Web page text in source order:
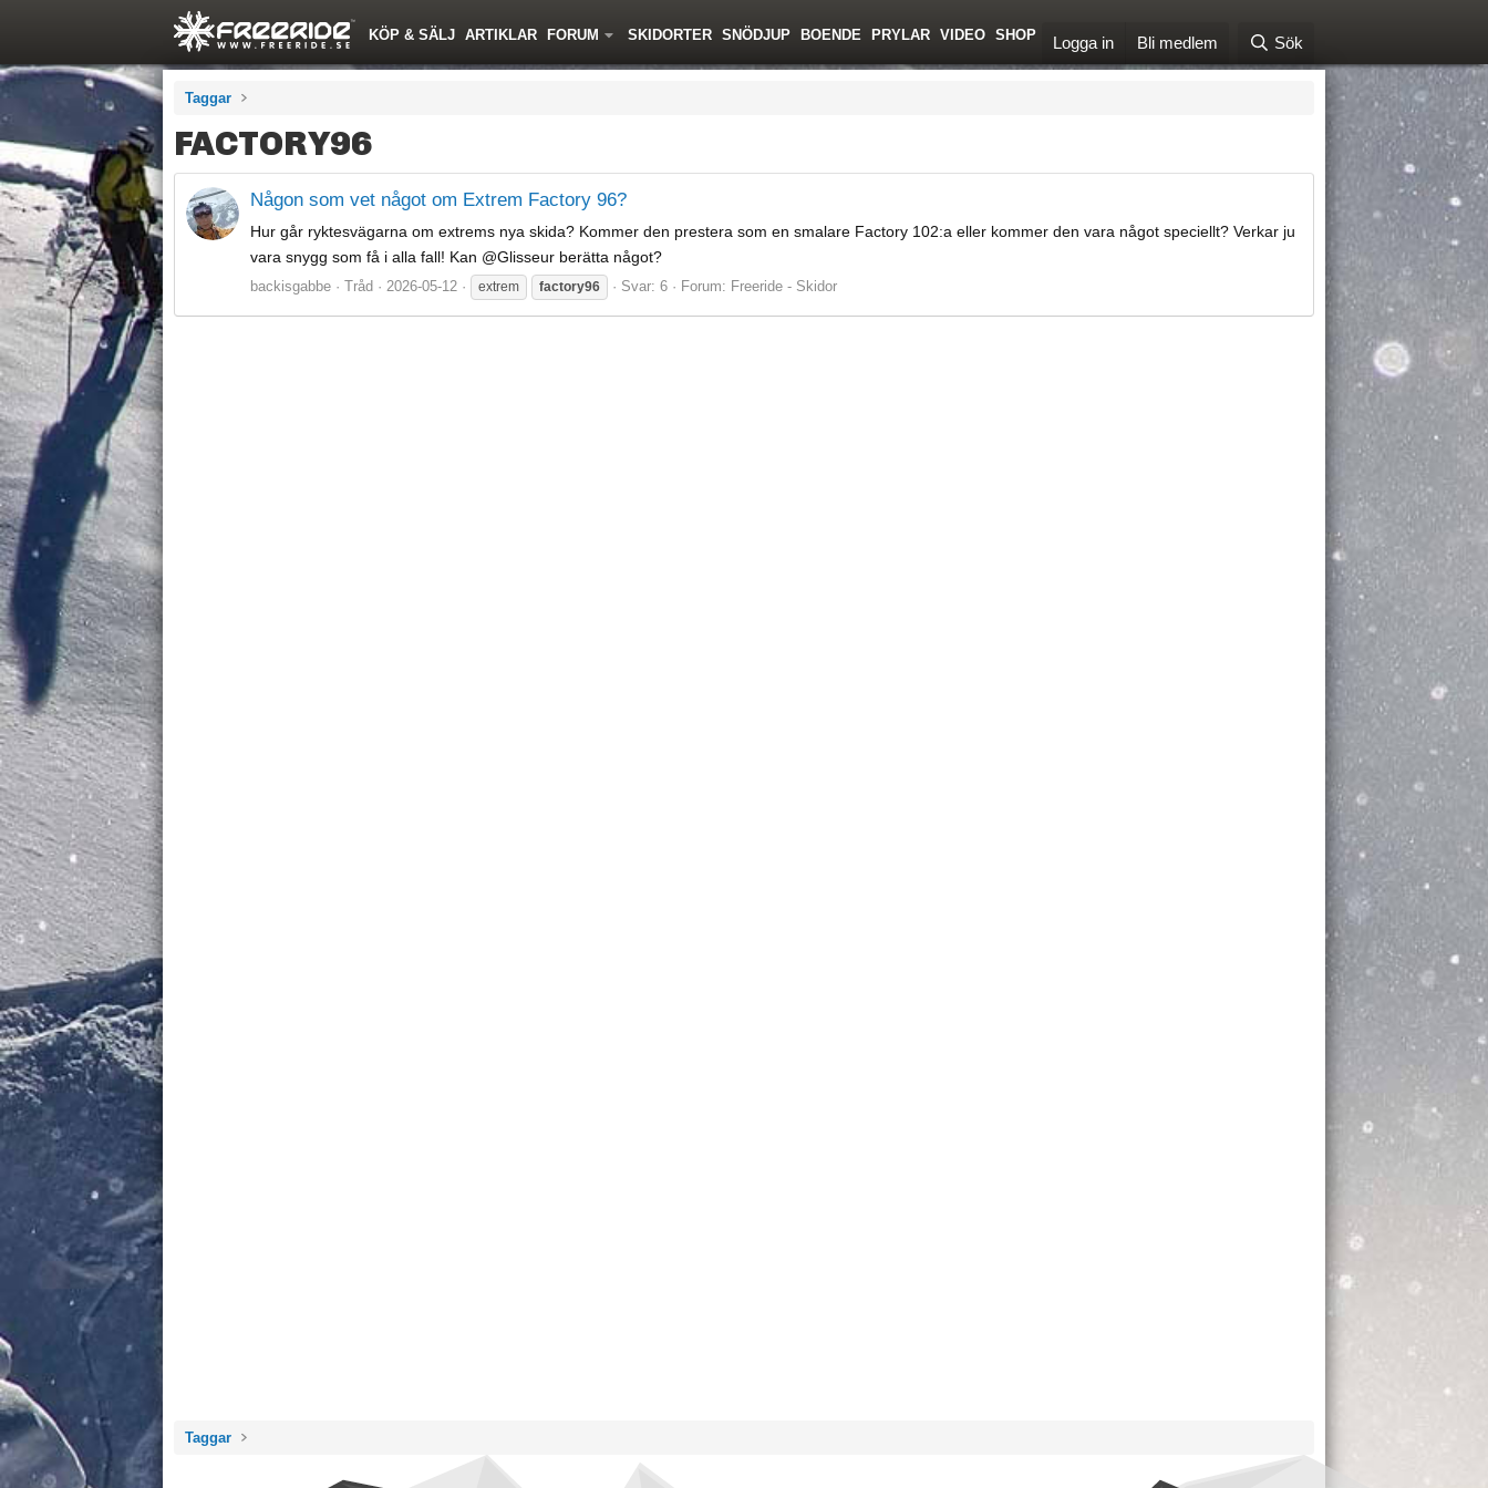
KÖP & SÄLJ ARTIKLAR FORUM SKIDORTER SNÖDJUP BOENDE PRYLAR VIDEO SHOP Logga in Bli medlem Sök
Taggar
FACTORY96
Någon som vet något om Extrem Factory 96?
Hur går ryktesvägarna om extrems nya skida? Kommer den prestera som en smalare Factory 102:a eller kommer den vara något speciellt? Verkar ju
vara snygg som få i alla fall! Kan @Glisseur berätta något?
backisgabbe Tråd 2026-05-12 extrem factory96 Svar: 6 Forum: Freeride - Skidor
Taggar